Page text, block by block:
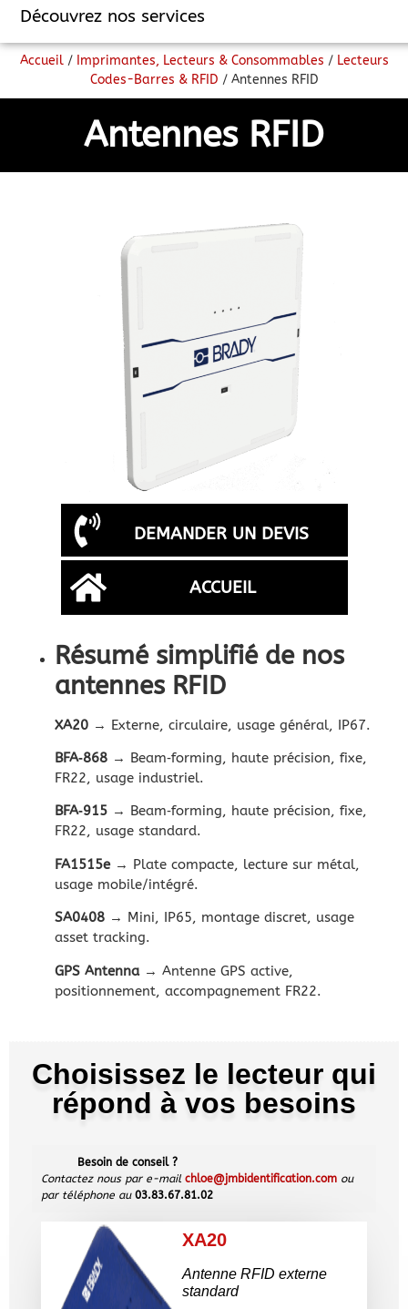
Découvrez nos services
Accueil/ Imprimantes, Lecteurs & Consommables / Lecteurs
Codes-Barres & RFID / Antennes RFID
Antennes RFID
DEMANDER UN DEVIS
ACCUEIL
Résumé simplifié de nos
antennes RFID
XA20 → Externe, circulaire, usage général, IP67.
BFA‑868 → Beam‑forming, haute précision, fixe,
FR22, usage industriel.
BFA‑915 → Beam‑forming, haute précision, fixe,
FR22, usage standard.
FA1515e→ Plate compacte, lecture sur métal,
usage mobile/intégré.
SA0408 → Mini, IP65, montage discret, usage
asset tracking.
GPS Antenna→ Antenne GPS active,
positionnement, accompagnement FR22.
Choisissez le lecteur qui
répond à vos besoins
Besoin de conseil ?
Contactez nous par e-mail chloe@jmbidentification.com ou
par téléphone au 03.83.67.81.02
XA20
Antenne RFID externe
standard